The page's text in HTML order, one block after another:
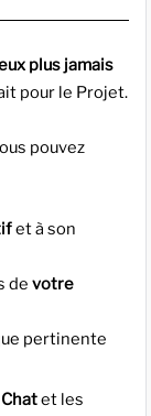
plus jamais
pour le Projet.
pouvez
et à son
devotre
pertinente
Chatet les